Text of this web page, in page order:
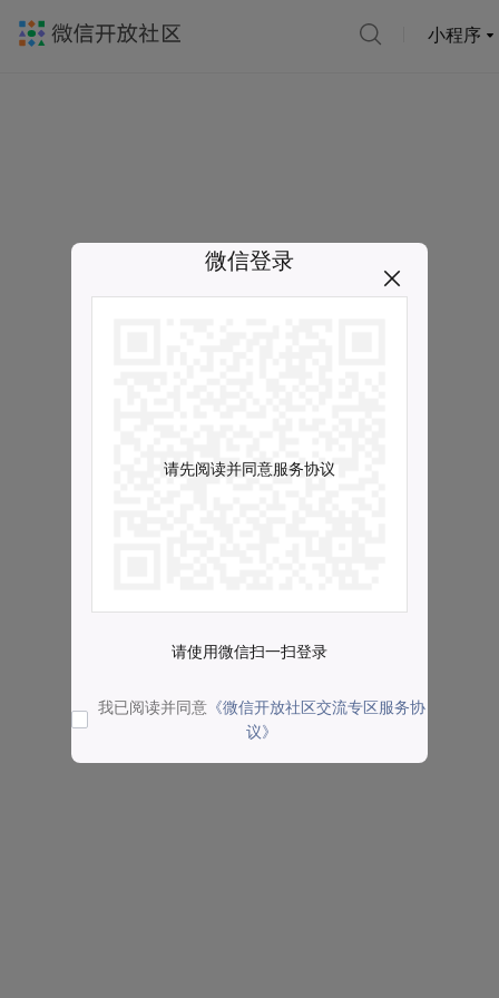
小程序
微信登录
请先阅读并同意服务协议
请使用微信扫一扫登录
我已阅读并同意 《微信开放社区交流专区服务协
议》